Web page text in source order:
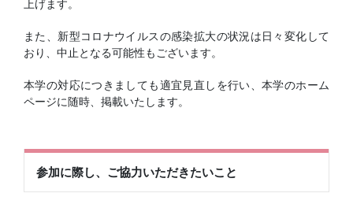
上げます。
また、新型コロナウイルスの感染拡大の状況は日々変化して
おり、中止となる可能性もございます。
本学の対応につきましても適宜見直しを行い、本学のホーム
ページに随時、掲載いたします。
参加に際し、ご協力いただきたいこと